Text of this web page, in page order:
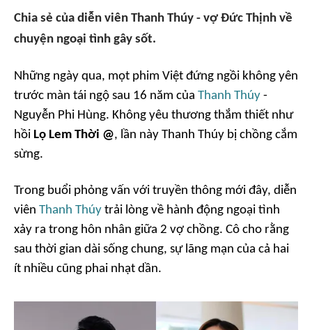
Chia sẻ của diễn viên Thanh Thúy - vợ Đức Thịnh về
chuyện ngoại tình gây sốt.
Những ngày qua, mọt phim Việt đứng ngồi không yên
trước màn tái ngộ sau 16 năm của Thanh Thúy -
Nguyễn Phi Hùng. Không yêu thương thắm thiết như
hồi Lọ Lem Thời @, lần này Thanh Thúy bị chồng cắm
sừng.
Trong buổi phỏng vấn với truyền thông mới đây, diễn
viên Thanh Thúy trải lòng về hành động ngoại tình
xảy ra trong hôn nhân giữa 2 vợ chồng. Cô cho rằng
sau thời gian dài sống chung, sự lãng mạn của cả hai
ít nhiều cũng phai nhạt dần.